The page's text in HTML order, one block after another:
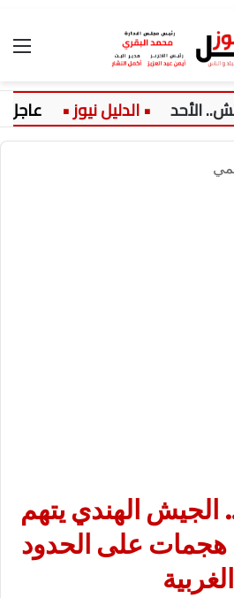
عاجل:
الهندي يتهم
على الحدود
الغربية